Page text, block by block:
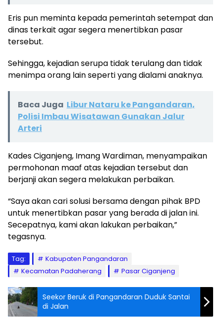
Eris pun meminta kepada pemerintah setempat dan
dinas terkait agar segera menertibkan pasar
tersebut.
Sehingga, kejadian serupa tidak terulang dan tidak
menimpa orang lain seperti yang dialami anaknya.
Baca Juga Libur Nataru ke Pangandaran,
Polisi Imbau Wisatawan Gunakan Jalur
Arteri
Kades Ciganjeng, Imang Wardiman, menyampaikan
permohonan maaf atas kejadian tersebut dan
berjanji akan segera melakukan perbaikan.
“Saya akan cari solusi bersama dengan pihak BPD
untuk menertibkan pasar yang berada di jalan ini.
Secepatnya, kami akan lakukan perbaikan,”
tegasnya.
Tag:
Kabupaten Pangandaran
Kecamatan Padaherang
Pasar Ciganjeng
Seekor Beruk di Pangandaran Duduk Santai
di Jalan